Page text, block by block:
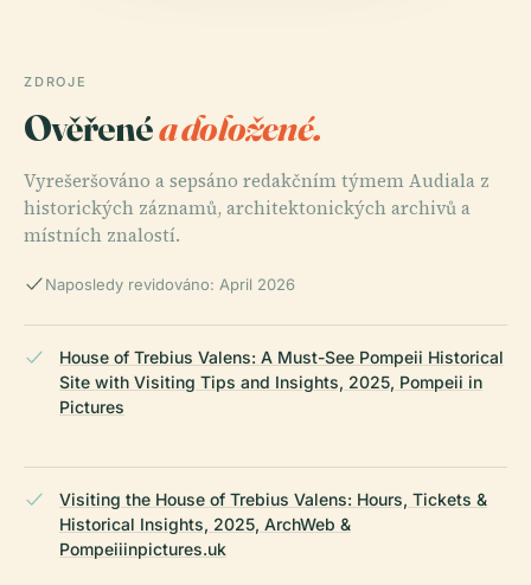
ZDROJE
Ověřenéa doložené.
Vyrešeršováno a sepsáno redakčním týmem Audiala z
historických záznamů, architektonických archivů a
místních znalostí.
Naposledy revidováno: April 2026
House of Trebius Valens: A Must-See Pompeii Historical
Site with Visiting Tips and Insights, 2025, Pompeii in
Pictures
Visiting the House of Trebius Valens: Hours, Tickets &
Historical Insights, 2025, ArchWeb &
Pompeiiinpictures.uk